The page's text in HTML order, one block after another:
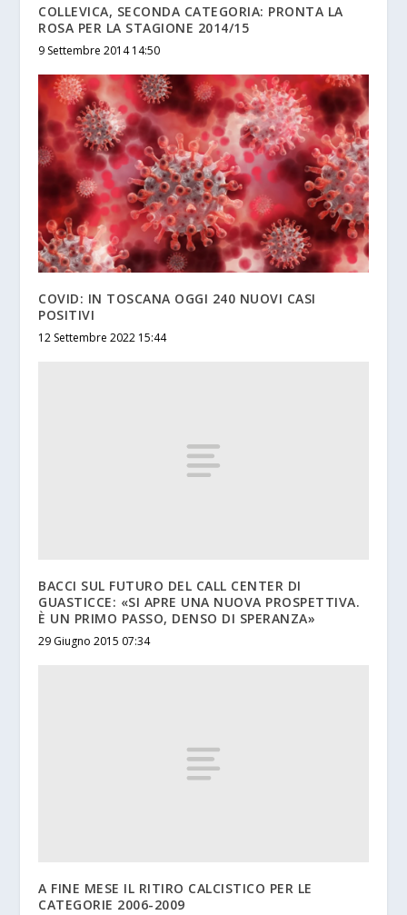
COLLEVICA, SECONDA CATEGORIA: PRONTA LA
ROSA PER LA STAGIONE 2014/15
9 Settembre 2014 14:50
COVID: IN TOSCANA OGGI 240 NUOVI CASI
POSITIVI
12 Settembre 2022 15:44
BACCI SUL FUTURO DEL CALL CENTER DI
GUASTICCE: «SI APRE UNA NUOVA PROSPETTIVA.
È UN PRIMO PASSO, DENSO DI SPERANZA»
29 Giugno 2015 07:34
A FINE MESE IL RITIRO CALCISTICO PER LE
CATEGORIE 2006-2009